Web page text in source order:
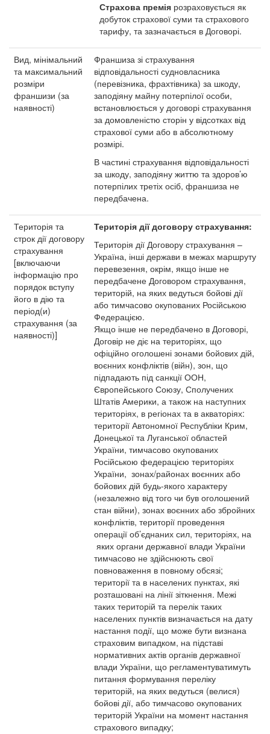
Страхова преміярозраховується як
добуток страхової суми та страхового
тарифу, та зазначається в Договорі.
Вид, мінімальний
та максимальний
розміри
франшизи (за
наявності)
Франшиза зі страхування
відповідальності судновласника
(перевізника, фрахтівника) за шкоду,
заподіяну майну потерпілої особи,
встановлюється у договорі страхування
за домовленістю сторін у відсотках від
страхової суми або в абсолютному
розмірі.
В частині страхування відповідальності
за шкоду, заподіяну життю та здоров’ю
потерпілих третіх осіб, франшиза не
передбачена.
Територія та
строк дії договору
страхування
[включаючи
інформацію про
порядок вступу
його в дію та
період(и)
страхування (за
наявності)]
Територія дії договору страхування:
Територія дії Договору страхування –
Україна, інші держави в межах маршруту
перевезення, окрім, якщо інше не
передбачене Договором страхування,
територій, на яких ведуться бойові дії
або тимчасово окупованих Російською
Федерацією.
Якщо інше не передбачено в Договорі,
Договір не діє на територіях, що
офіційно оголошені зонами бойових дій,
воєнних конфліктів (війн), зон, що
підпадають під санкції ООН,
Європейського Союзу, Сполучених
Штатів Америки, а також на наступних
територіях, в регіонах та в акваторіях:
території Автономної Республіки Крим,
Донецької та Луганської областей
України, тимчасово окупованих
Російською федерацією територіях
України, зонах/районах воєнних або
бойових дій будь-якого характеру
(незалежно від того чи був оголошений
стан війни), зонах воєнних або збройних
конфліктів, території проведення
операції об’єднаних сил, територіях, на
яких органи державної влади України
тимчасово не здійснюють свої
повноваження в повному обсязі;
території та в населених пунктах, які
розташовані на лінії зіткнення. Межі
таких територій та перелік таких
населених пунктів визначається на дату
настання події, що може бути визнана
страховим випадком, на підставі
нормативних актів органів державної
влади України, що регламентуватимуть
питання формування переліку
територій, на яких ведуться (велися)
бойові дії, або тимчасово окупованих
територій України на момент настання
страхового випадку;